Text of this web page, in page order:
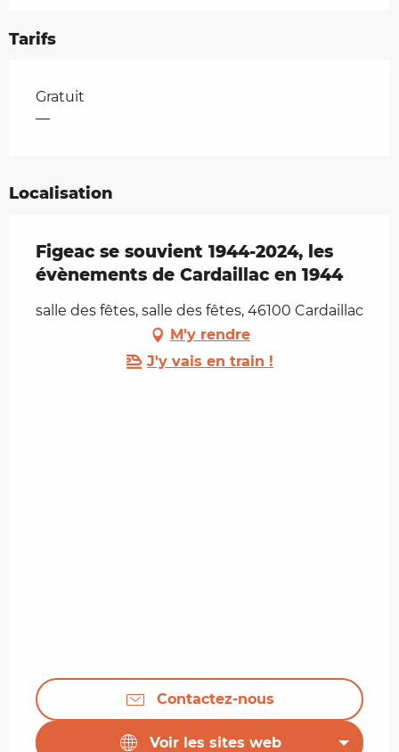
Tarifs
Tarifs 2026
Gratuit
—
Localisation
Figeac se souvient 1944-2024, les
évènements de Cardaillac en 1944
salle des fêtes, salle des fêtes, 46100 Cardaillac
M'y rendre
J'y vais en train !
Contactez-nous
Voir les sites web